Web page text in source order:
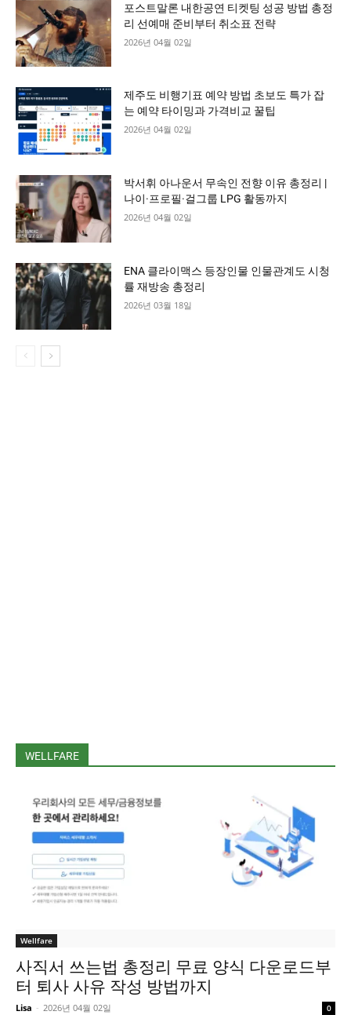
포스트말론 내한공연 티켓팅 성공 방법 총정
리 선예매 준비부터 취소표 전략
2026년 04월 02일
제주도 비행기표 예약 방법 초보도 특가 잡
는 예약 타이밍과 가격비교 꿀팁
2026년 04월 02일
박서휘 아나운서 무속인 전향 이유 총정리 |
나이·프로필·걸그룹 LPG 활동까지
2026년 04월 02일
ENA 클라이맥스 등장인물 인물관계도 시청
률 재방송 총정리
2026년 03월 18일
WELLFARE
Wellfare
사직서 쓰는법 총정리 무료 양식 다운로드부
터 퇴사 사유 작성 방법까지
Lisa - 2026년 04월 02일 0